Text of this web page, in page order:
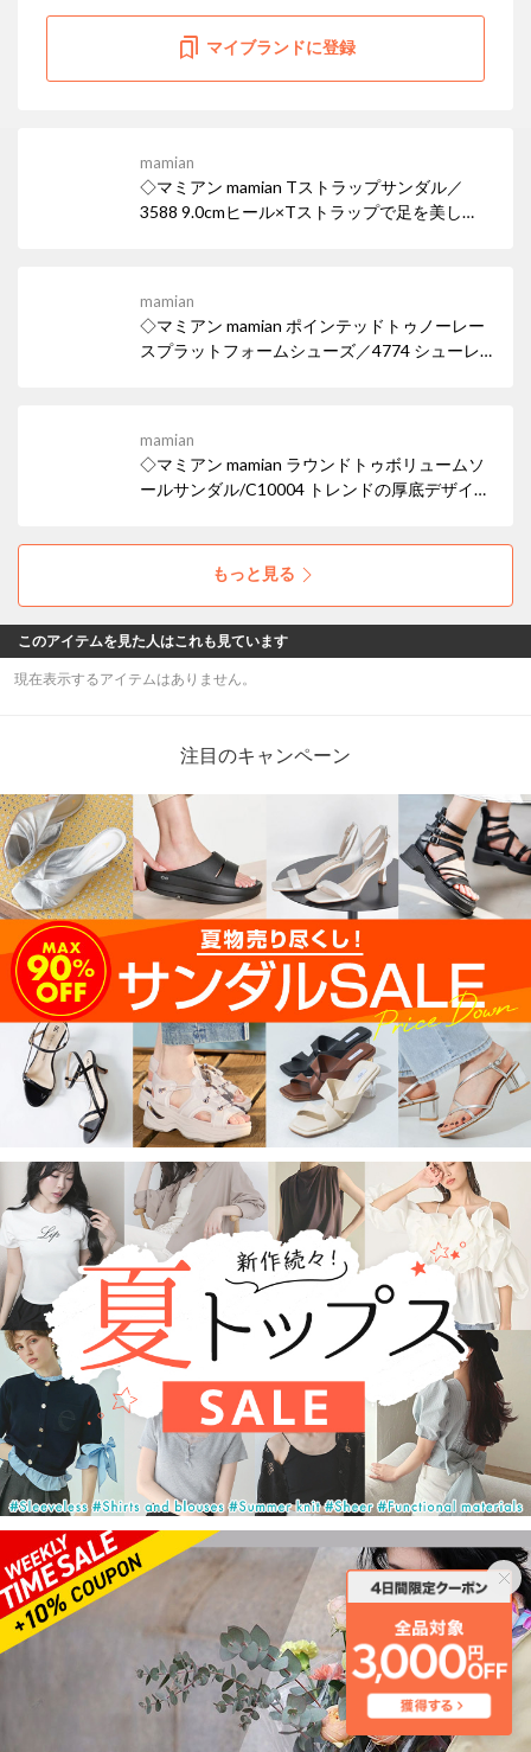
マイブランドに登録
mamian
◇マミアン mamian Tストラップサンダル／
3588 9.0cmヒール×Tストラップで足を美し
エアトゥでトレンド感も忘れずに。
mamian
◇マミアン mamian ポインテッドトゥノーレー
スプラットフォームシューズ／4774 シューレ
トゥ厚底ローファー。
mamian
◇マミアン mamian ラウンドトゥボリュームソ
ールサンダル/C10004 トレンドの厚底デザイン
も、オールブラックでまとめることで都会的な
モード感を演出しています。
もっと見る
このアイテムを見た人はこれも見ています
現在表示するアイテムはありません。
注目のキャンペーン